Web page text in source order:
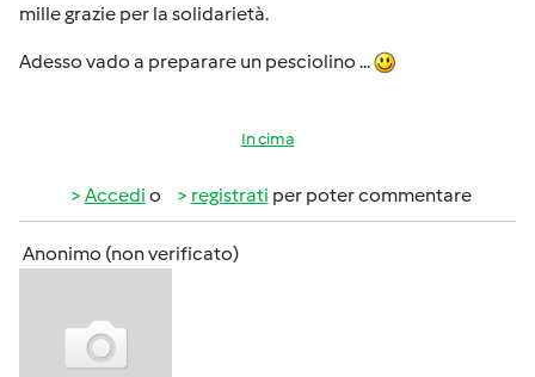
mille grazie per la solidarietà.
Adesso vado a preparare un pesciolino ...
In cima
Accedi o registrati per poter commentare
Anonimo (non verificato)